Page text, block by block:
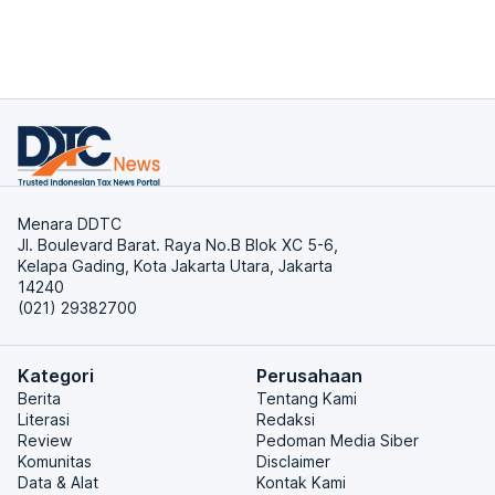
Menara DDTC
Jl. Boulevard Barat. Raya No.B Blok XC 5-6,
Kelapa Gading, Kota Jakarta Utara, Jakarta
14240
(021) 29382700
Kategori
Berita
Literasi
Review
Komunitas
Data & Alat
Perusahaan
Tentang Kami
Redaksi
Pedoman Media Siber
Disclaimer
Kontak Kami